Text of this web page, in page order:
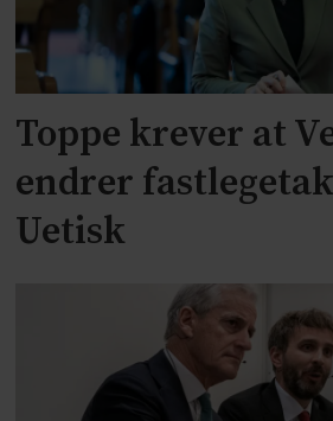
Toppe krever at
endrer
Uetisk